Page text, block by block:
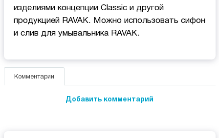
изделиями концепции Classic и другой
продукцией RAVAK. Можно использовать сифон
и слив для умывальника RAVAK.
Комментарии
Добавить комментарий